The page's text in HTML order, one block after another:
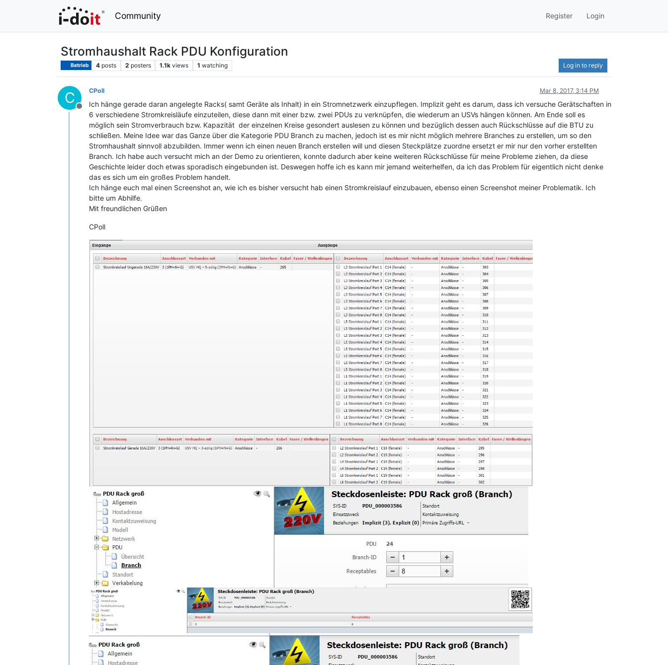
Community Register Login
Stromhaushalt Rack PDU Konfiguration
Betrieb 4 posts 2 posters 1.1k views 1 watching Log in to reply
C
Offline
CPoll Mar 8, 2017, 3:14 PM
Ich hänge gerade daran angelegte Racks( samt Geräte als Inhalt) in ein Stromnetzwerk einzupflegen. Implizit geht es darum, dass ich versuche Gerätschaften in
6 verschiedene Stromkreisläufe einzuteilen, diese dann mit einer bzw. zwei PDUs zu verknüpfen, die wiederum an USVs hängen können. Am Ende soll es
möglich sein Stromverbrauch bzw. Kapazität der einzelnen Kreise gesondert auslesen zu können und bezüglich dessen auch Rückschlüsse auf die BTU zu
schließen. Meine Idee war das Ganze über die Kategorie PDU Branch zu machen, jedoch ist es mir nicht möglich mehrere Branches zu erstellen, um so den
Stromhaushalt sinnvoll abzubilden. Immer wenn ich einen neuen Branch erstellen will und diesen Steckplätze zuordne ersetzt er mir nur den vorher erstellten
Branch. Ich habe auch versucht mich an der Demo zu orientieren, konnte dadurch aber keine weiteren Rückschlüsse für meine Probleme ziehen, da diese
Geschichte leider doch etwas sporadisch eingebunden ist. Deswegen hoffe ich es kann mir jemand weiterhelfen, da ich das Problem für eigentlich nicht denke
das es sich um ein großes Problem handelt.
Ich hänge euch mal einen Screenshot an, wie ich es bisher versucht hab einen Stromkreislauf einzubauen, ebenso einen Screenshot meiner Problematik. Ich
bitte um Abhilfe.
Mit freundlichen Grüßen
CPoll